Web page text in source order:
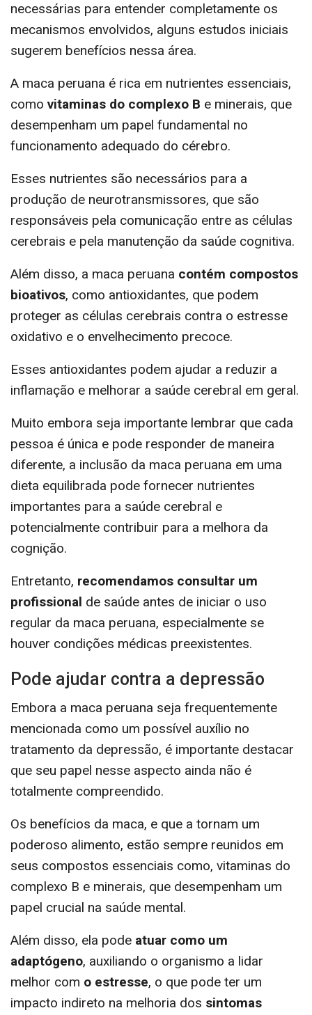
necessárias para entender completamente os
mecanismos envolvidos, alguns estudos iniciais
sugerem benefícios nessa área.
A maca peruana é rica em nutrientes essenciais,
como vitaminas do complexo B e minerais, que
desempenham um papel fundamental no
funcionamento adequado do cérebro.
Esses nutrientes são necessários para a
produção de neurotransmissores, que são
responsáveis pela comunicação entre as células
cerebrais e pela manutenção da saúde cognitiva.
Além disso, a maca peruana contém compostos
bioativos, como antioxidantes, que podem
proteger as células cerebrais contra o estresse
oxidativo e o envelhecimento precoce.
Esses antioxidantes podem ajudar a reduzir a
inflamação e melhorar a saúde cerebral em geral.
Muito embora seja importante lembrar que cada
pessoa é única e pode responder de maneira
diferente, a inclusão da maca peruana em uma
dieta equilibrada pode fornecer nutrientes
importantes para a saúde cerebral e
potencialmente contribuir para a melhora da
cognição.
Entretanto, recomendamos consultar um
profissional de saúde antes de iniciar o uso
regular da maca peruana, especialmente se
houver condições médicas preexistentes.
Pode ajudar contra a depressão
Embora a maca peruana seja frequentemente
mencionada como um possível auxílio no
tratamento da depressão, é importante destacar
que seu papel nesse aspecto ainda não é
totalmente compreendido.
Os benefícios da maca, e que a tornam um
poderoso alimento, estão sempre reunidos em
seus compostos essenciais como, vitaminas do
complexo B e minerais, que desempenham um
papel crucial na saúde mental.
Além disso, ela pode atuar como um
adaptógeno, auxiliando o organismo a lidar
melhor com o estresse, o que pode ter um
impacto indireto na melhoria dos sintomas